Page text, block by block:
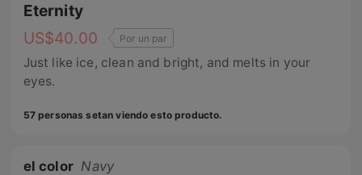
Eternity
US$40.00 Por un par
Just like ice, clean and bright, and melts in your
eyes.
57 personas setan viendo esto producto.
el color Navy